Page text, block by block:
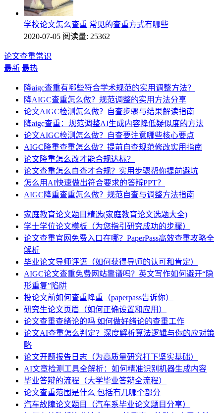
学校论文怎么查重 常见的查重方式有哪些
2020-07-05 阅读量: 25362
论文查重常识
最新 最热
降aigc查重有哪些符合学术规范的实用调整方法？
降AIGC查重怎么做？规范调整的实用方法分享
论文AIGC检测怎么做？自查步骤与结果解读指南
降aigc查重：规范调整AI生成内容降低疑似度的方法
论文AIGC检测怎么做？自查要注意哪些核心要点
AIGC降重查重怎么做？提前自查规范修改实用指南
论文降重怎么改才能合规达标？
论文查重怎么自查才合规？实用步骤帮你提前避坑
怎么用AI快速做出符合要求的答辩PPT？
AIGC降重查重怎么做？规范自查与调整方法指南
家庭教育论文题目精选(家庭教育论文选题大全)
学士学位论文模板（为您指引研究成功的步骤）
论文查重官网免费入口在哪？PaperPass高效查重攻略全
解析
毕业论文导师评语（如何获得导师的认可和肯定）
AIGC论文查重免费网站靠谱吗？英文写作如何避开“隐
形重复”陷阱
投论文前如何查重降重（paperpass告诉你）
研究生论文页眉（如何正确设置和应用）
论文查重查绪论的吗 如何做好绪论的查重工作
论文AI查重怎么判定？深度解析算法逻辑与你的应对策
略
论文开题报告日志（为高质量研究打下坚实基础）
AI文章检测工具全解析：如何精准识别机器生成内容
毕业答辩的流程（大学毕业答辩全流程）
论文查重范围是什么 包括有几哪个部分
汽车故障论文题目（汽车系毕业论文题目分享）